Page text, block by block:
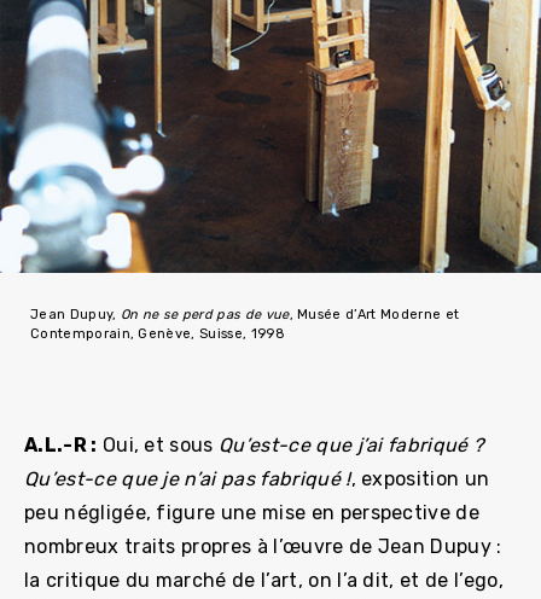
Jean Dupuy, On ne se perd pas de vue, Musée d’Art Moderne et
Contemporain, Genève, Suisse, 1998
A.L.-R : Oui, et sous Qu’est-ce que j’ai fabriqué ?
Qu’est-ce que je n’ai pas fabriqué !, exposition un
peu négligée, figure une mise en perspective de
nombreux traits propres à l’œuvre de Jean Dupuy :
la critique du marché de l’art, on l’a dit, et de l’ego,